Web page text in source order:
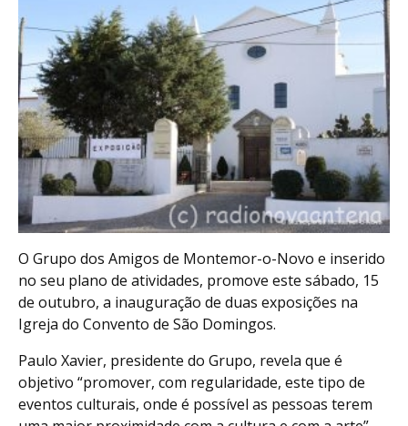
O Grupo dos Amigos de Montemor-o-Novo e inserido
no seu plano de atividades, promove este sábado, 15
de outubro, a inauguração de duas exposições na
Igreja do Convento de São Domingos.
Paulo Xavier, presidente do Grupo, revela que é
objetivo “promover, com regularidade, este tipo de
eventos culturais, onde é possível as pessoas terem